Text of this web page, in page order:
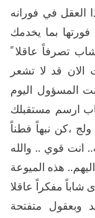
العقل في فورانه
بما يخدمك
تصرفاً عاقلا
الان قد لا تشعر
المسؤول اليوم
ارسم مستقبلك
،كن نبهاً فطناً
انت قوي .. والله
هذه الميوعة
شاباً مفكراً عاقلا
وبعقول متفتحة